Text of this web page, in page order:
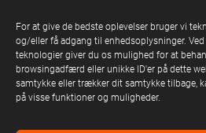
For at give de bedste oplevelser bruger vi
og/eller få adgang til enhedsoplysninger.
teknologier giver du os mulighed for at
browsingadfærd eller unikke ID'er på dette
samtykke eller trækker dit samtykke tilbage,
på visse funktioner og muligheder.
EN DEL AF UNITED